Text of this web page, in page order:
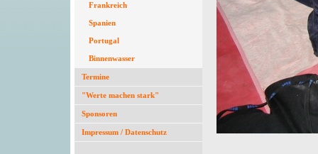
Frankreich
Spanien
Portugal
Binnenwasser
Termine
"Werte machen stark"
Sponsoren
Impressum / Datenschutz